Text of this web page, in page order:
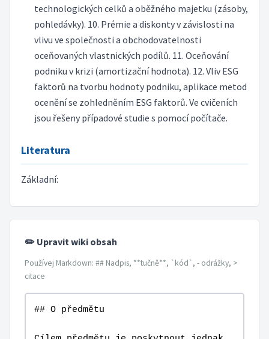
technologických celků a oběžného majetku (zásoby,
pohledávky). 10. Prémie a diskonty v závislosti na
vlivu ve společnosti a obchodovatelnosti
oceňovaných vlastnických podílů. 11. Oceňování
podniku v krizi (amortizační hodnota). 12. Vliv ESG
faktorů na tvorbu hodnoty podniku, aplikace metod
ocenění se zohledněním ESG faktorů. Ve cvičeních
jsou řešeny případové studie s pomocí počítače.
Literatura
Základní:
✏️ Upravit wiki obsah
Používej Markdown: ## Nadpis, **tučně**, `kód`, - odrážky, >
citace